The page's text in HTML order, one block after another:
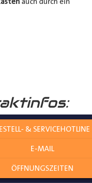
& SERVICEHOTLINE
E-MAIL
ÖFFNUNGSZEITEN